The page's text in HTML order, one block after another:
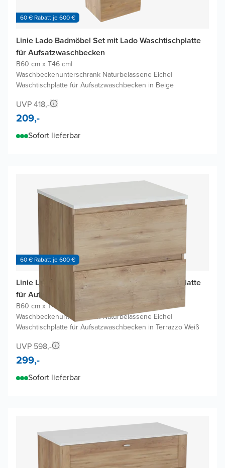
60 € Rabatt je 600 €
Linie Lado Badmöbel Set mit Lado Waschtischplatte
für Aufsatzwaschbecken
B60 cm x T46 cm|
Waschbeckenunterschrank Naturbelassene Eiche|
Waschtischplatte für Aufsatzwaschbecken in Beige
UVP 418,-
209,-
Sofort lieferbar
60 € Rabatt je 600 €
Linie Lado Badmöbel Set mit Lado Waschtischplatte
für Aufsatzwaschbecken
B60 cm x T46 cm
Waschbeckenunterschrank Naturbelassene Eiche|
Waschtischplatte für Aufsatzwaschbecken in Terrazzo Weiß
UVP 598,-
299,-
Sofort lieferbar